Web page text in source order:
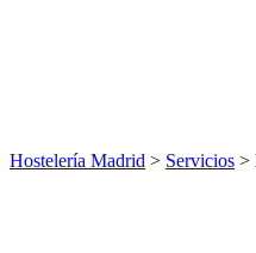
Hostelería Madrid > Servicios >